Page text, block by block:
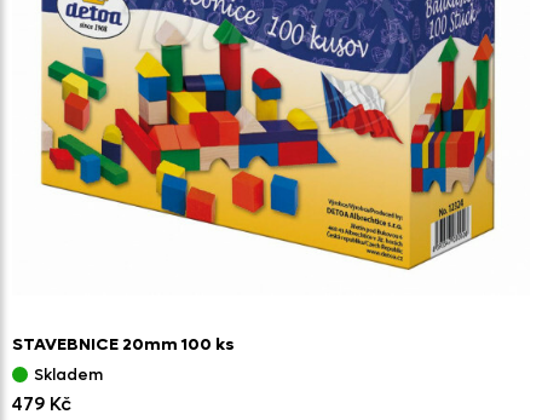
STAVEBNICE 20mm 100 ks
Skladem
479 Kč